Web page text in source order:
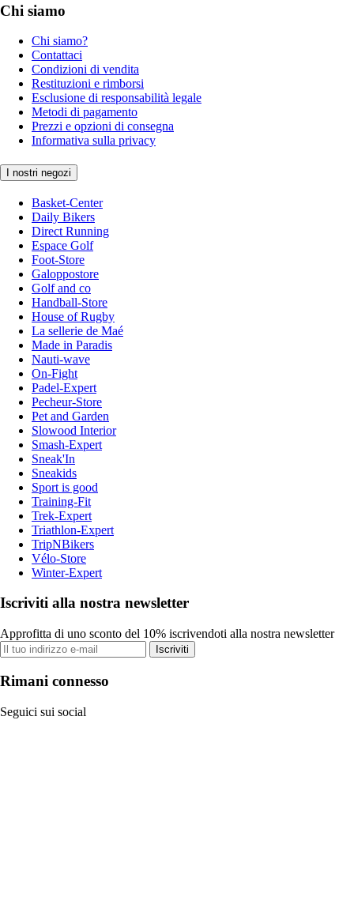
Chi siamo
Chi siamo?
Contattaci
Condizioni di vendita
Restituzioni e rimborsi
Esclusione di responsabilità legale
Metodi di pagamento
Prezzi e opzioni di consegna
Informativa sulla privacy
I nostri negozi
Basket-Center
Daily Bikers
Direct Running
Espace Golf
Foot-Store
Galoppostore
Golf and co
Handball-Store
House of Rugby
La sellerie de Maé
Made in Paradis
Nauti-wave
On-Fight
Padel-Expert
Pecheur-Store
Pet and Garden
Slowood Interior
Smash-Expert
Sneak'In
Sneakids
Sport is good
Training-Fit
Trek-Expert
Triathlon-Expert
TripNBikers
Vélo-Store
Winter-Expert
Iscriviti alla nostra newsletter
Approfitta di uno sconto del 10% iscrivendoti alla nostra newsletter
Iscriviti
Rimani connesso
Seguici sui social